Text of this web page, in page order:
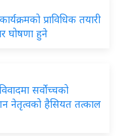
प्राविधिक तयारी
घोषणा हुने
सर्वोच्चको
नेतृत्वको हैसियत तत्काल